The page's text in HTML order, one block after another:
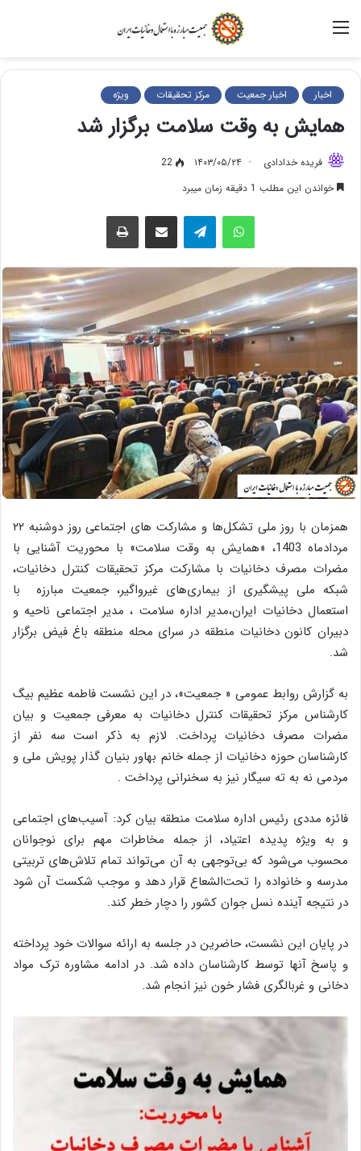
اخبار اخبار جمعیت مرکز تحقیقات ویژه
همایش به وقت سلامت برگزار شد
فریده خدادادی ۱۴۰۳/۰۵/۲۴
22
خواندن این مطلب 1 دقیقه زمان میبرد
واتس آپ اشتراک گذاری از طریق ایمیل
همزمان با روز ملی تشکل‌ها و مشارکت های اجتماعی روز دوشنبه ۲۲
مردادماه 1403، «همایش به وقت سلامت» با محوریت آشنایی با
مضرات مصرف دخانیات با مشارکت مرکز تحقیقات کنترل دخانیات،
شبکه ملی پیشگیری از بیماری‌های غیرواگیر، جمعیت مبارزه با
استعمال دخانیات ایران،مدیر اداره سلامت ، مدیر اجتماعی ناحیه و
دبیران کانون دخانیات منطقه در سرای محله منطقه باغ فیض برگزار
شد.
به گزارش روابط عمومی « جمعیت»، در این نشست فاطمه عظیم‌ بیگ
کارشناس مرکز تحقیقات کنترل دخانیات به معرفی جمعیت و بیان
مضرات مصرف دخانیات پرداخت. لازم به ذکر است سه نفر از
کارشناسان حوزه دخانیات از جمله خانم بهاور بنیان گذار پویش ملی و
مردمی نه به ته سیگار نیز به سخنرانی پرداخت .
فائزه مددی رئیس اداره سلامت منطقه بیان کرد: آسیب‌های اجتماعی
و به ویژه پدیده اعتیاد، از جمله مخاطرات مهم برای نوجوانان
محسوب می‌شود که بی‌توجهی به آن می‌تواند تمام تلاش‌های تربیتی
مدرسه و خانواده را تحت‌الشعاع قرار دهد و موجب شکست آن شود
در نتیجه آینده نسل جوان کشور را دچار خطر کند.
در پایان این نشست، حاضرین در جلسه به ارائه سوالات خود پرداخته
و پاسخ آنها توسط کارشناسان داده شد. در ادامه مشاوره ترک مواد
دخانی و غربالگری فشار خون نیز انجام شد.